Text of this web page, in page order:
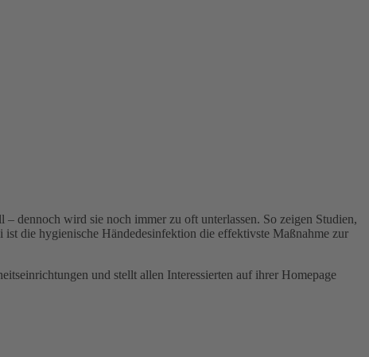
dennoch wird sie noch immer zu oft unterlassen. So zeigen Studien,
die hygienische Händedesinfektion die effektivste Maßnahme zur
und stellt allen Interessierten auf ihrer Homepage